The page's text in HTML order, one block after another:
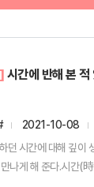
시간에 반해 본 적
2021-10-08
던 시간에 대해 깊이
나게 해 준다.시간(